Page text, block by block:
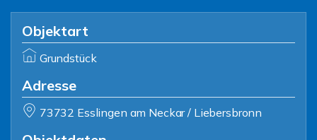
Objektart
Grundstück
Adresse
73732 Esslingen am Neckar / Liebersbronn